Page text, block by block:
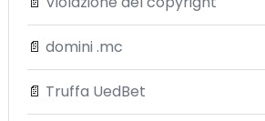
📄 domini .mc
📄 Truffa UedBet